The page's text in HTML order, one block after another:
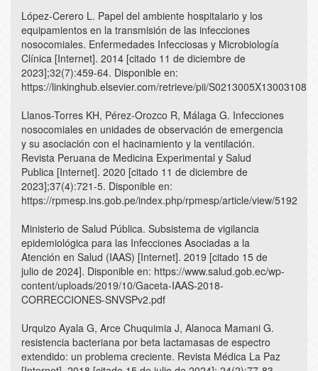
López-Cerero L. Papel del ambiente hospitalario y los
equipamientos en la transmisión de las infecciones
nosocomiales. Enfermedades Infecciosas y Microbiología
Clínica [Internet]. 2014 [citado 11 de diciembre de
2023];32(7):459-64. Disponible en:
https://linkinghub.elsevier.com/retrieve/pii/S0213005X13003108
Llanos-Torres KH, Pérez-Orozco R, Málaga G. Infecciones
nosocomiales en unidades de observación de emergencia
y su asociación con el hacinamiento y la ventilación.
Revista Peruana de Medicina Experimental y Salud
Publica [Internet]. 2020 [citado 11 de diciembre de
2023];37(4):721-5. Disponible en:
https://rpmesp.ins.gob.pe/index.php/rpmesp/article/view/5192
Ministerio de Salud Pública. Subsistema de vigilancia
epidemiológica para las Infecciones Asociadas a la
Atención en Salud (IAAS) [Internet]. 2019 [citado 15 de
julio de 2024]. Disponible en: https://www.salud.gob.ec/wp-
content/uploads/2019/10/Gaceta-IAAS-2018-
CORRECCIONES-SNVSPv2.pdf
Urquizo Ayala G, Arce Chuquimia J, Alanoca Mamani G.
resistencia bacteriana por beta lactamasas de espectro
extendido: un problema creciente. Revista Médica La Paz